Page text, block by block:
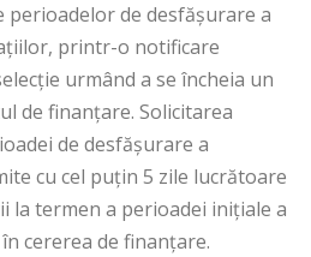
de desfășurare a
printr-o notificare
urmând a se încheia un
de finanțare. Solicitarea
de desfășurare a
cu cel puțin 5 zile lucrătoare
la termen a perioadei inițiale a
cererea de finanțare.